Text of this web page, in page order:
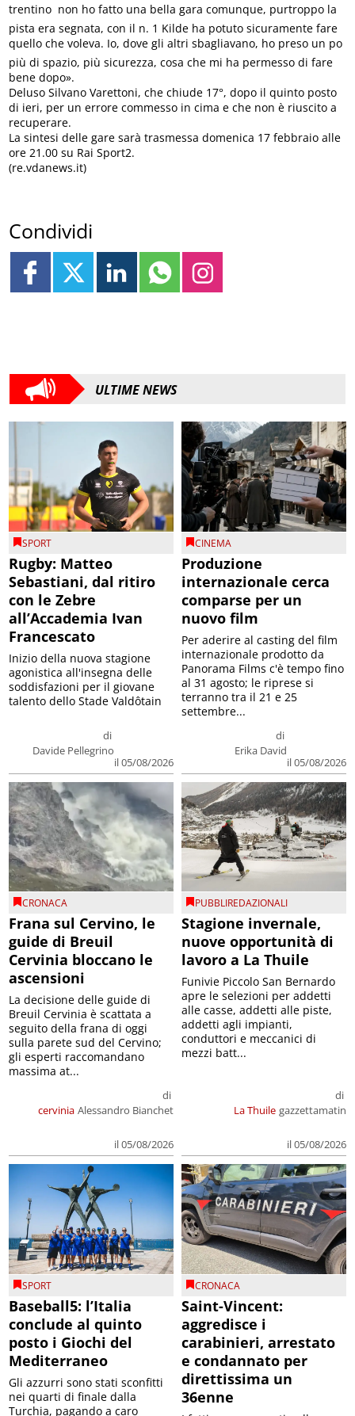
trentino  non ho fatto una bella gara comunque, purtroppo la
pista era segnata, con il n. 1 Kilde ha potuto sicuramente fare
quello che voleva. Io, dove gli altri sbagliavano, ho preso un po
più di spazio, più sicurezza, cosa che mi ha permesso di fare
bene dopo».
Deluso Silvano Varettoni, che chiude 17°, dopo il quinto posto
di ieri, per un errore commesso in cima e che non è riuscito a
recuperare.
La sintesi delle gare sarà trasmessa domenica 17 febbraio alle
ore 21.00 su Rai Sport2.
(re.vdanews.it)
Condividi
ULTIME NEWS
SPORT
Rugby: Matteo
Sebastiani, dal ritiro
con le Zebre
all’Accademia Ivan
Francescato
di
Davide Pellegrino
il 05/08/2026
Inizio della nuova stagione
agonistica all'insegna delle
soddisfazioni per il giovane
talento dello Stade Valdôtain
CINEMA
Produzione
internazionale cerca
comparse per un
nuovo film
di
Erika David
il 05/08/2026
Per aderire al casting del film
internazionale prodotto da
Panorama Films c'è tempo fino
al 31 agosto; le riprese si
terranno tra il 21 e 25
settembre...
CRONACA
Frana sul Cervino, le
guide di Breuil
Cervinia bloccano le
ascensioni
cervinia
di
Alessandro Bianchet
il 05/08/2026
La decisione delle guide di
Breuil Cervinia è scattata a
seguito della frana di oggi
sulla parete sud del Cervino;
gli esperti raccomandano
massima at...
PUBBLIREDAZIONALI
Stagione invernale,
nuove opportunità di
lavoro a La Thuile
La Thuile
di
gazzettamatin
il 05/08/2026
Funivie Piccolo San Bernardo
apre le selezioni per addetti
alle casse, addetti alle piste,
addetti agli impianti,
conduttori e meccanici di
mezzi batt...
SPORT
Baseball5: l’Italia
conclude al quinto
posto i Giochi del
Mediterraneo
Gli azzurri sono stati sconfitti
nei quarti di finale dalla
Turchia, pagando a caro
CRONACA
Saint-Vincent:
aggredisce i
carabinieri, arrestato
e condannato per
direttissima un
36enne